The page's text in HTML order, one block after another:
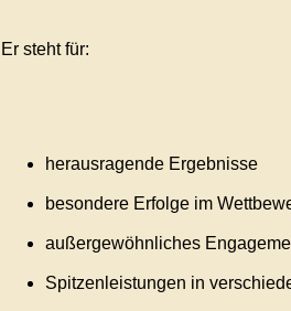
Er steht für:
herausragende Ergebnisse
besondere Erfolge im
außergewöhnliches
Spitzenleistungen in